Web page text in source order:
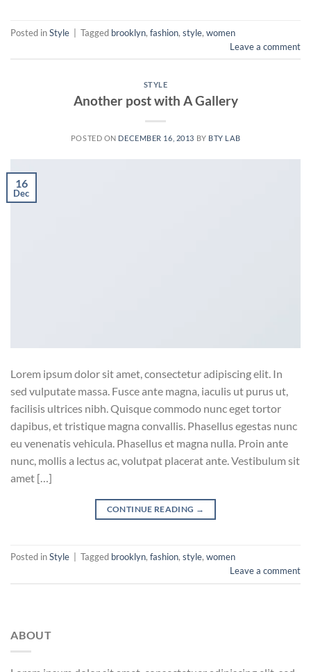
Posted inStyle Tagged brooklyn, fashion, style, women
Leave a comment
STYLE
Another post with A Gallery
POSTED ON DECEMBER 16, 2013 BY BTY LAB
16
Dec
Lorem ipsum dolor sit amet, consectetur adipiscing elit. In
sed vulputate massa. Fusce ante magna, iaculis ut purus ut,
facilisis ultrices nibh. Quisque commodo nunc eget tortor
dapibus, et tristique magna convallis. Phasellus egestas nunc
eu venenatis vehicula. Phasellus et magna nulla. Proin ante
nunc, mollis a lectus ac, volutpat placerat ante. Vestibulum sit
amet […]
CONTINUE READING →
Posted inStyle Tagged brooklyn, fashion, style, women
Leave a comment
ABOUT